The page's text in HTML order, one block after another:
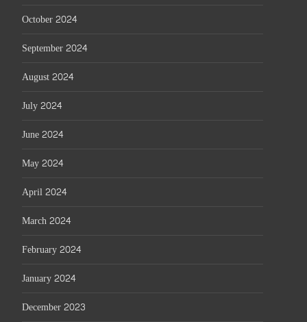
October 2024
September 2024
August 2024
July 2024
June 2024
May 2024
April 2024
March 2024
February 2024
January 2024
December 2023